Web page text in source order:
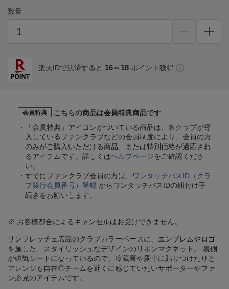
数量
楽天IDで決済すると 16～18 ポイント獲得
会員特典
こちらの商品は会員特典商品です
「会員特典」アイコンがついている商品は、各クラブが導
入しているファンクラブなどの会員制度により、会員の方
のみがご購入いただける商品、または特別価格が適応され
るアイテムです。詳しくはヘルプページをご確認くださ
い。
すでにファンクラブ会員の方は、
ワンタッチパスID（クラ
ブ発行会員番号）登録 からワンタッチパスIDの紐付け手
続きをお願いします。
※ お客様都合によるキャンセルはお受けできません。
サンフレッチェ広島のクラブカラーベースに、エンブレムやロゴ
を施した、スタイリッシュなデザインのリボンマグネット。 裏側
が磁気シートになっているので、冷蔵庫や愛車に貼りつけたりと
アレンジも自在◎チームを近くに感じていたいサポーターやファ
ン必見のアイテムです。